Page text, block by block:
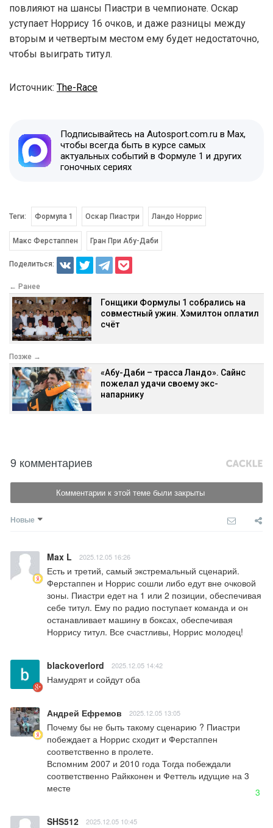
повлияют на шансы Пиастри в чемпионате. Оскар
уступает Норрису 16 очков, и даже разницы между
вторым и четвертым местом ему будет недостаточно,
чтобы выиграть титул.
Источник: The-Race
Подписывайтесь на Autosport.com.ru в Max,
чтобы всегда быть в курсе самых
актуальных событий в Формуле 1 и других
гоночных сериях
Теги: Формула 1 Оскар Пиастри Ландо Норрис
Макс Ферстаппен Гран При Абу-Даби
Поделиться:
← Ранее
Гонщики Формулы 1 собрались на
совместный ужин. Хэмилтон оплатил
счёт
Позже →
«Абу-Даби – трасса Ландо». Сайнс
пожелал удачи своему экс-
напарнику
9 комментариев
Комментарии к этой теме были закрыты
Новые
Max L 2025.12.05 16:26
Есть и третий, самый экстремальный сценарий.
Ферстаппен и Норрис сошли либо едут вне очковой
зоны. Пиастри едет на 1 или 2 позиции, обеспечивая
себе титул. Ему по радио поступает команда и он
останавливает машину в боксах, обеспечивая
Норрису титул. Все счастливы, Норрис молодец!
blackoverlord 2025.12.05 14:42
Намудрят и сойдут оба
Андрей Ефремов 2025.12.05 13:05
Почему бы не быть такому сценарию ? Пиастри
побеждает а Норрис сходит и Ферстаппен
соответственно в пролете.
Вспомним 2007 и 2010 года Тогда побеждали
соответственно Райкконен и Феттель идущие на 3
месте
3
SHS512 2025.12.05 10:45